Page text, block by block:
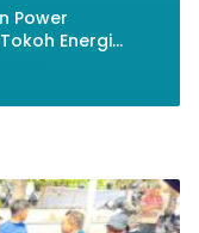
Power
Energi